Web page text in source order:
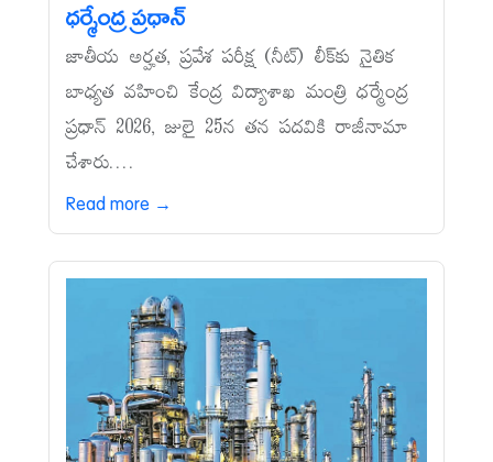
ధర్మేంద్ర ప్రధాన్‌
జాతీయ అర్హత, ప్రవేశ పరీక్ష (నీట్‌) లీక్‌కు నైతిక
బాధ్యత వహించి కేంద్ర విద్యాశాఖ మంత్రి ధర్మేంద్ర
ప్రధాన్‌ 2026, జులై 25న తన పదవికి రాజీనామా
చేశారు....
Read more →